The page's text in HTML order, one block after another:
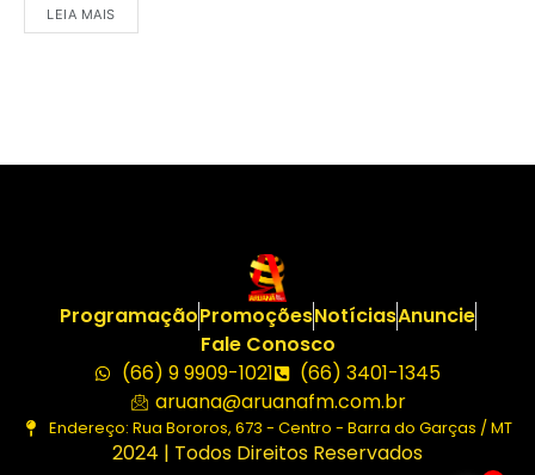
LEIA MAIS
ProgramaçãoPromoçõesNotíciasAnuncie
Fale Conosco
(66) 9 9909-1021
(66) 3401-1345
aruana@aruanafm.com.br
Endereço: Rua Bororos, 673 - Centro - Barra do Garças / MT
2024 | Todos Direitos Reservados